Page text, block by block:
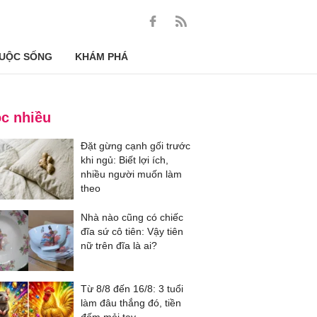
SỐNG KHÁM PHÁ
nhiều
Đặt gừng cạnh gối trước
khi ngủ: Biết lợi ích,
nhiều người muốn làm
theo
Nhà nào cũng có chiếc
đĩa sứ cô tiên: Vậy tiên
nữ trên đĩa là ai?
Từ 8/8 đến 16/8: 3 tuổi
làm đâu thắng đó, tiền